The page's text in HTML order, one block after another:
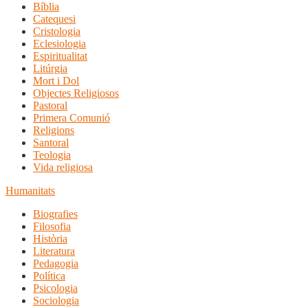
Bíblia
Catequesi
Cristologia
Eclesiologia
Espiritualitat
Litúrgia
Mort i Dol
Objectes Religiosos
Pastoral
Primera Comunió
Religions
Santoral
Teologia
Vida religiosa
Humanitats
Biografies
Filosofia
Història
Literatura
Pedagogia
Política
Psicologia
Sociologia